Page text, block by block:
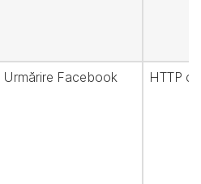
Urmărire Facebook HTTP